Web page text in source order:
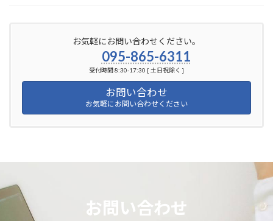
お気軽にお問い合わせください。
095-865-6311
受付時間 8:30-17:30 [ 土日祝除く ]
お問い合わせ
お気軽にお問い合わせください
お問い合わせ